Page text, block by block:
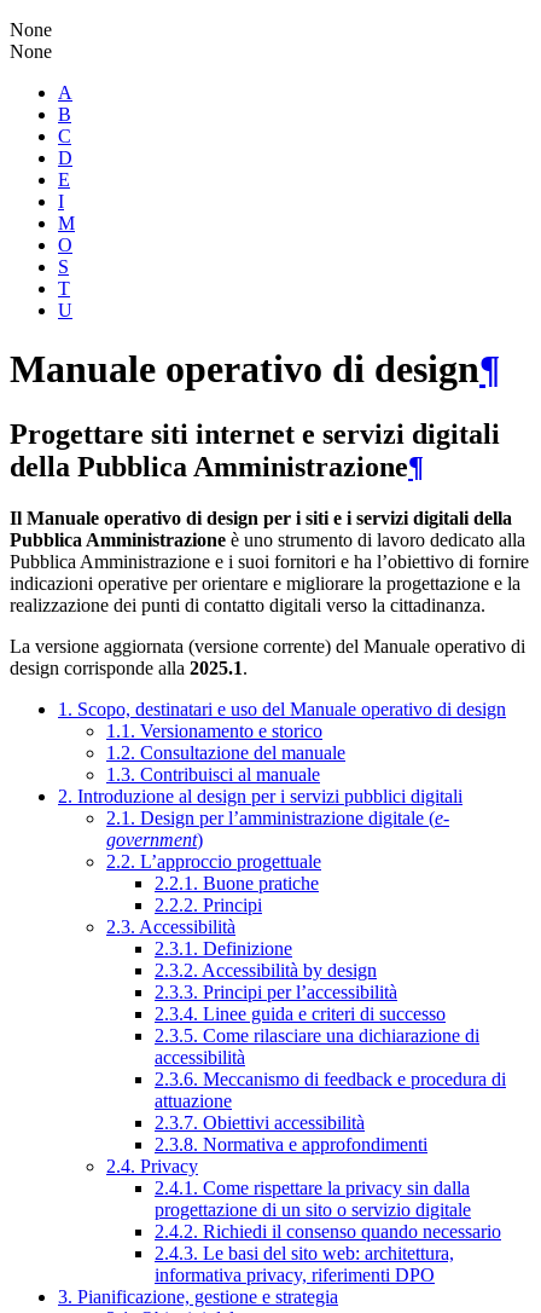
None
None
A
B
C
D
E
I
M
O
S
T
U
Manuale operativo di design¶
Progettare siti internet e servizi digitali
della Pubblica Amministrazione¶
Il Manuale operativo di design per i siti e i servizi digitali della
Pubblica Amministrazione è uno strumento di lavoro dedicato alla
Pubblica Amministrazione e i suoi fornitori e ha l’obiettivo di fornire
indicazioni operative per orientare e migliorare la progettazione e la
realizzazione dei punti di contatto digitali verso la cittadinanza.
La versione aggiornata (versione corrente) del Manuale operativo di
design corrisponde alla 2025.1.
1. Scopo, destinatari e uso del Manuale operativo di design
1.1. Versionamento e storico
1.2. Consultazione del manuale
1.3. Contribuisci al manuale
2. Introduzione al design per i servizi pubblici digitali
2.1. Design per l’amministrazione digitale (e-
government)
2.2. L’approccio progettuale
2.2.1. Buone pratiche
2.2.2. Principi
2.3. Accessibilità
2.3.1. Definizione
2.3.2. Accessibilità by design
2.3.3. Principi per l’accessibilità
2.3.4. Linee guida e criteri di successo
2.3.5. Come rilasciare una dichiarazione di
accessibilità
2.3.6. Meccanismo di feedback e procedura di
attuazione
2.3.7. Obiettivi accessibilità
2.3.8. Normativa e approfondimenti
2.4. Privacy
2.4.1. Come rispettare la privacy sin dalla
progettazione di un sito o servizio digitale
2.4.2. Richiedi il consenso quando necessario
2.4.3. Le basi del sito web: architettura,
informativa privacy, riferimenti DPO
3. Pianificazione, gestione e strategia